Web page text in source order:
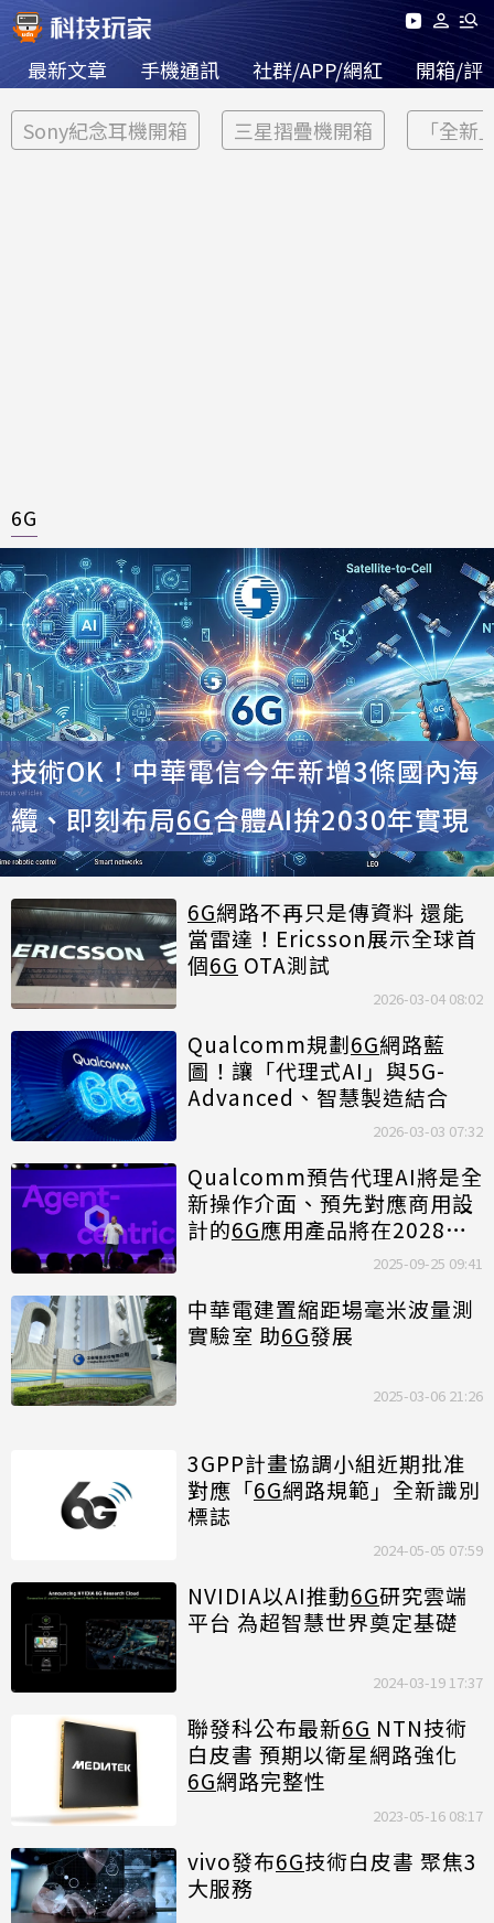
最新文章 手機通訊 社群/APP/網紅 開箱/評
Sony紀念耳機開箱 三星摺疊機開箱 「全新
6G
技術OK！中華電信今年新增3條國內海
纜、即刻布局6G合體AI拚2030年實現
6G網路不再只是傳資料 還能
當雷達！Ericsson展示全球首
個6G OTA測試
2026-03-04 08:02
Qualcomm規劃6G網路藍
圖！讓「代理式AI」與5G-
Advanced、智慧製造結合
2026-03-03 07:32
Qualcomm預告代理AI將是全
新操作介面、預先對應商用設
計的6G應用產品將在2028年
2025-09-25 09:41
中華電建置縮距場毫米波量測
實驗室 助6G發展
2025-03-06 21:26
3GPP計畫協調小組近期批准
對應「6G網路規範」全新識別
標誌
2024-05-05 07:59
NVIDIA以AI推動6G研究雲端
平台 為超智慧世界奠定基礎
2024-03-19 17:37
聯發科公布最新6G NTN技術
白皮書 預期以衛星網路強化
6G網路完整性
2023-05-16 08:17
vivo發布6G技術白皮書 聚焦3
大服務